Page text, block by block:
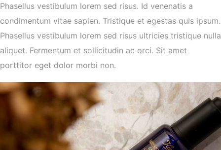
Phasellus vestibulum lorem sed risus. Id venenatis a
condimentum vitae sapien. Tristique et egestas quis ipsum.
Phasellus vestibulum lorem sed risus ultricies tristique nulla
aliquet. Fermentum et sollicitudin ac orci. Sit amet
porttitor eget dolor morbi non.